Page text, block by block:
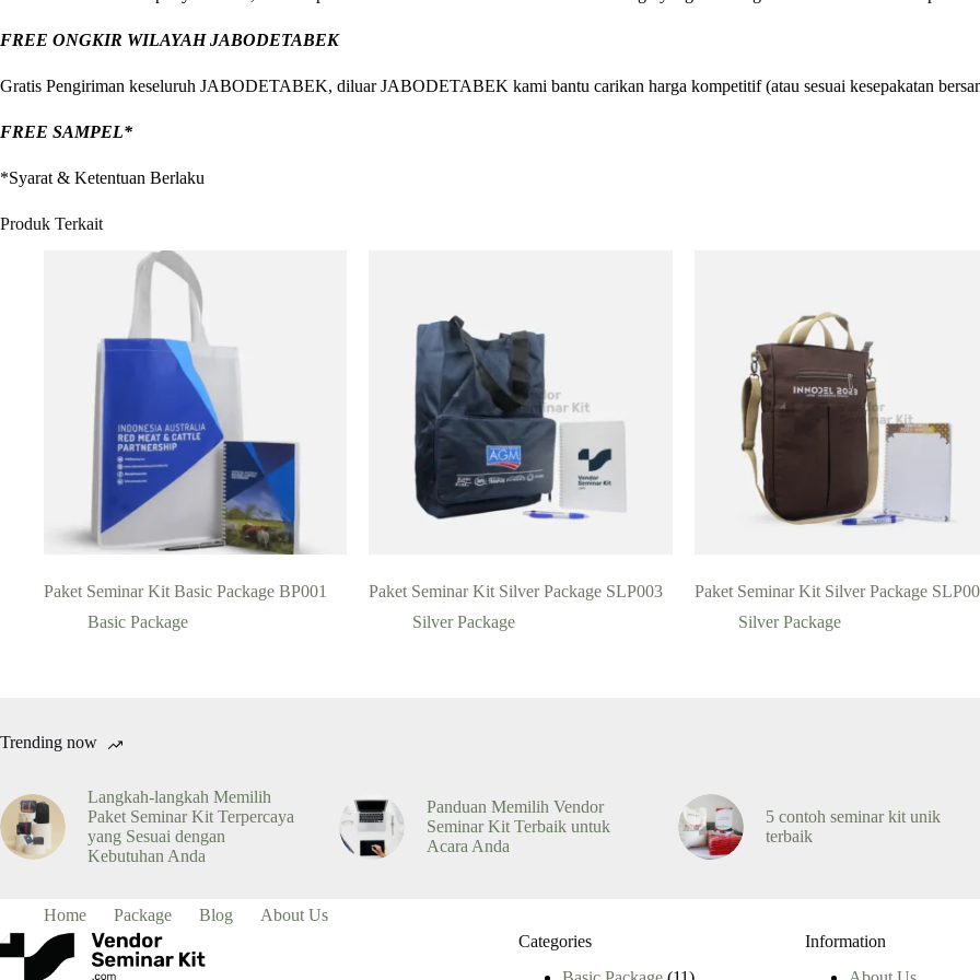
FREE ONGKIR WILAYAH JABODETABEK
Gratis Pengiriman keseluruh JABODETABEK, diluar JABODETABEK kami bantu carikan harga kompetitif (atau sesuai kesepakatan
FREE SAMPEL*
*Syarat & Ketentuan Berlaku
Produk Terkait
Paket Seminar Kit Basic Package BP001
Basic Package
Paket Seminar Kit Silver Package SLP003
Silver Package
Paket Seminar Kit Silver Package
Silver Package
Trending now
Langkah-langkah Memilih
Paket Seminar Kit Terpercaya
yang Sesuai dengan
Kebutuhan Anda
Panduan Memilih Vendor
Seminar Kit Terbaik untuk
Acara Anda
5 contoh seminar kit unik
terbaik
Home Package Blog
About Us
Categories
11
Information